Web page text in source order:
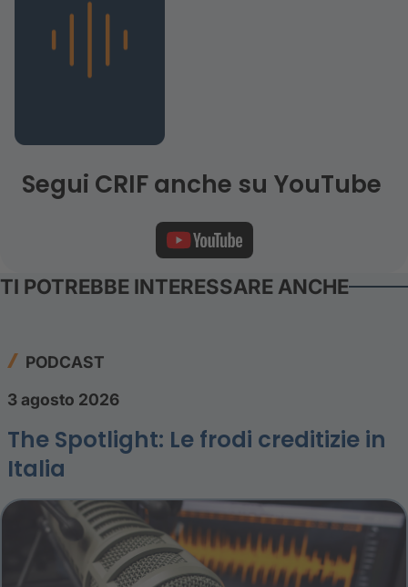
Segui CRIF anche su YouTube
TI POTREBBE INTERESSARE ANCHE
PODCAST
3 agosto 2026
The Spotlight: Le frodi creditizie in
Italia